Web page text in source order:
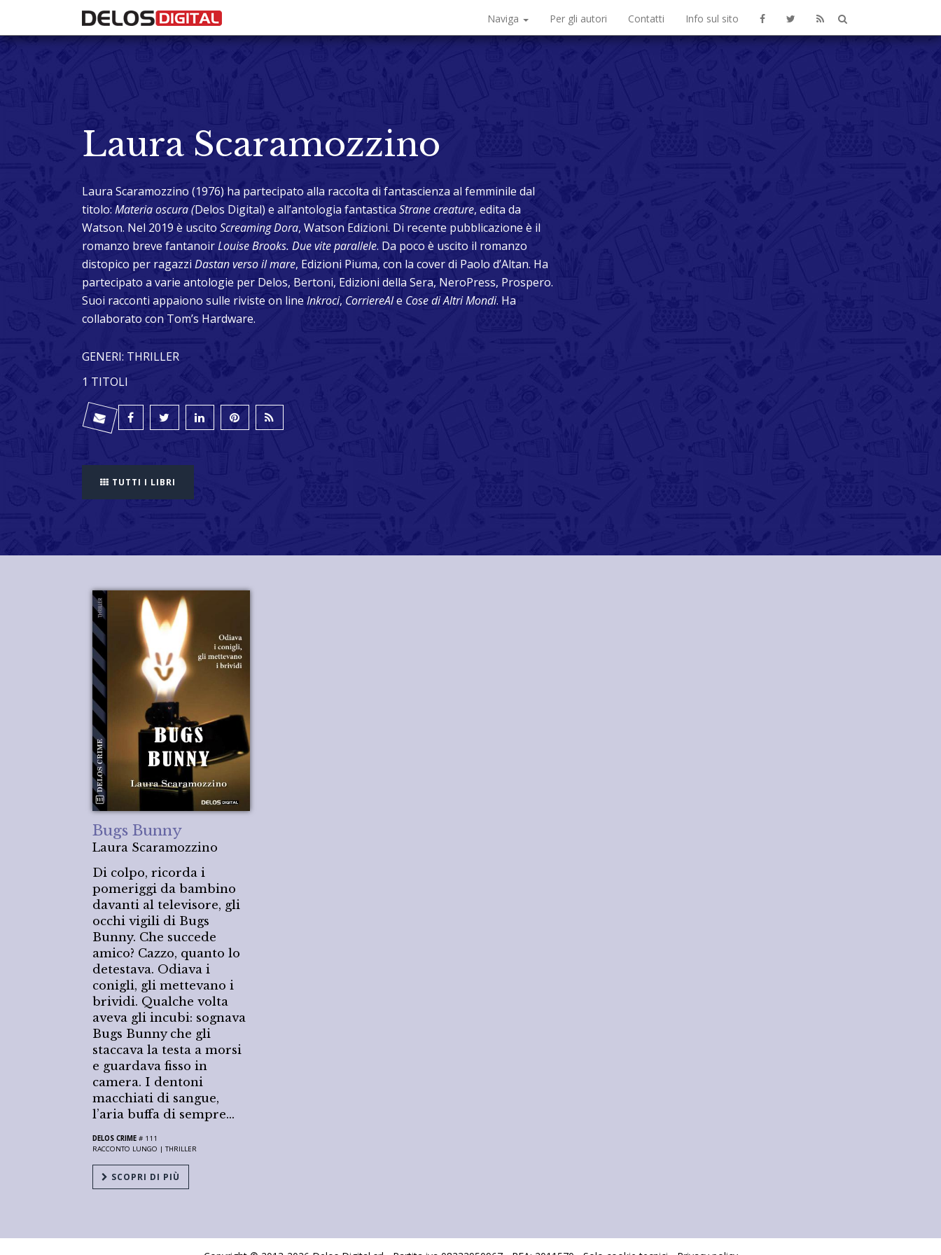
Naviga Per gli autori Contatti Info sul sito
Laura Scaramozzino
Laura Scaramozzino (1976) ha partecipato alla raccolta di fantascienza al femminile dal
titolo: Materia oscura(Delos Digital) e all’antologia fantastica Strane creature, edita da
Watson. Nel 2019 è uscitoScreaming Dora, Watson Edizioni. Di recente pubblicazione è il
romanzo breve fantanoirLouise Brooks. Due vite parallele. Da poco è uscito il romanzo
distopico per ragazzi Dastan verso il mare, Edizioni Piuma, con la cover di Paolo d’Altan. Ha
partecipato a varie antologie per Delos, Bertoni, Edizioni della Sera, NeroPress, Prospero.
Suoi racconti appaiono sulle riviste on line Inkroci, CorriereAle Cose di Altri Mondi. Ha
collaborato con Tom’s Hardware.
GENERI: THRILLER
1 TITOLI
TUTTI I LIBRI
Bugs Bunny
Laura Scaramozzino
Di colpo, ricorda i
pomeriggi da bambino
davanti al televisore, gli
occhi vigili di Bugs
Bunny. Che succede
amico? Cazzo, quanto lo
detestava. Odiava i
conigli, gli mettevano i
brividi. Qualche volta
aveva gli incubi: sognava
Bugs Bunny che gli
staccava la testa a morsi
e guardava fisso in
camera. I dentoni
macchiati di sangue,
l’aria buffa di sempre…
DELOS CRIME # 111
RACCONTO LUNGO | THRILLER
SCOPRI DI PIÙ